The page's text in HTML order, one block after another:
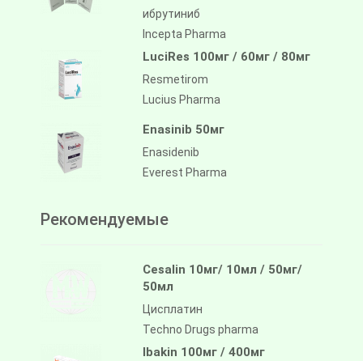
ибрутиниб
Incepta Pharma
LuciRes 100мг / 60мг / 80мг
Resmetirom
Lucius Pharma
Enasinib 50мг
Enasidenib
Everest Pharma
Рекомендуемые
Cesalin 10мг/ 10мл / 50мг/
50мл
Цисплатин
Techno Drugs pharma
Ibakin 100мг / 400мг